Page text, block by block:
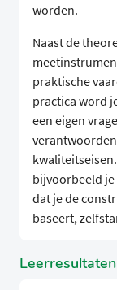
worden.
Naast de
praktische
practica word
een eigen
bijvoorbeeld je
dat je de
baseert,
Leerresultaten